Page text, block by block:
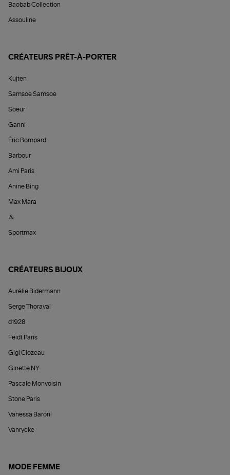
Baobab Collection
Assouline
CRÉATEURS PRÊT-À-PORTER
Kujten
Samsoe Samsoe
Soeur
Ganni
Éric Bompard
Barbour
Ami Paris
Anine Bing
Max Mara
&
Sportmax
CRÉATEURS BIJOUX
Aurélie Bidermann
Serge Thoraval
d1928
Feidt Paris
Gigi Clozeau
Ginette NY
Pascale Monvoisin
Stone Paris
Vanessa Baroni
Vanrycke
MODE FEMME